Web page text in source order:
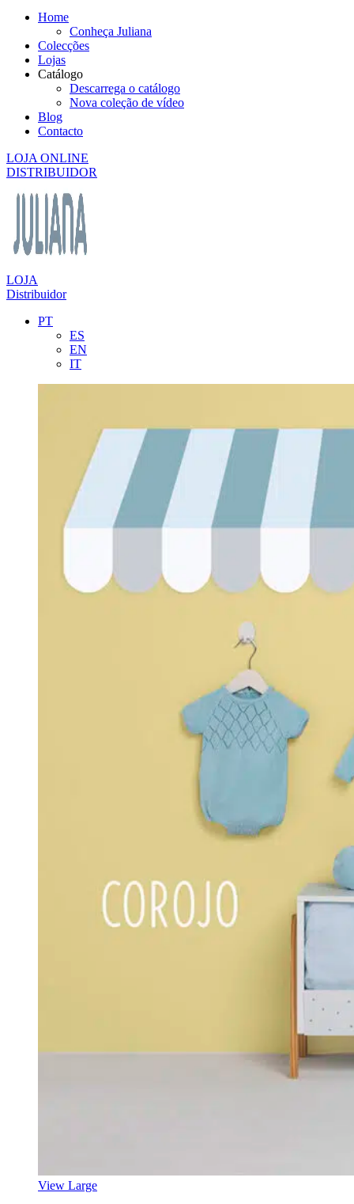
Home
Conheça Juliana
Colecções
Lojas
Catálogo
Descarrega o catálogo
Nova coleção de vídeo
Blog
Contacto
LOJA ONLINE
DISTRIBUIDOR
LOJA
Distribuidor
PT
ES
EN
IT
View Large